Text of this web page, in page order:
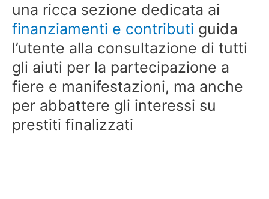
una ricca sezione dedicata ai
finanziamenti e contributi guida
l’utente alla consultazione di tutti
gli aiuti per la partecipazione a
fiere e manifestazioni, ma anche
per abbattere gli interessi su
prestiti finalizzati